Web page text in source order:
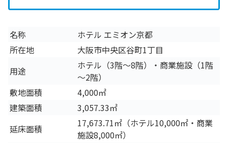
名称
ホテル エミオン京都
所在地
大阪市中央区谷町1丁目
用途
ホテル（3階～8階）・商業施設（1階
～2階）
敷地面積
4,000㎡
建築面積
3,057.33㎡
延床面積
17,673.71㎡（ホテル10,000㎡・商業
施設8,000㎡）